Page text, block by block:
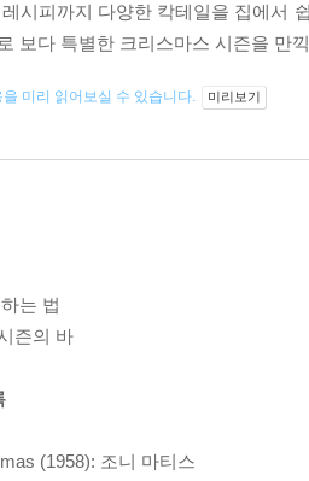
시피까지 다양한 칵테일을 집에서
보다 특별한 크리스마스 시즌을 만
미리 읽어보실 수 있습니다. 미리보기
는 법
즌의 바
(1958): 조니 마티스